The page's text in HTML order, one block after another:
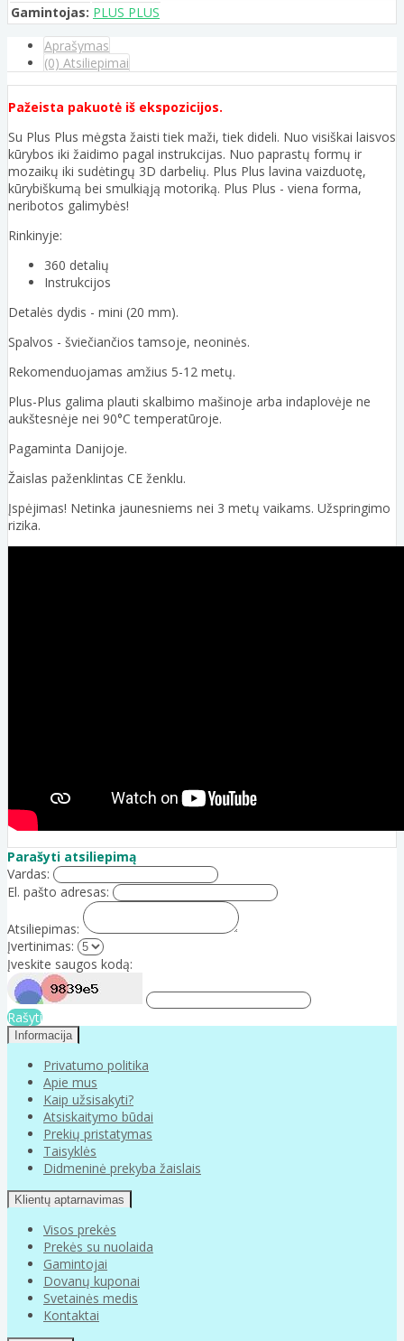
Gamintojas: PLUS PLUS
Aprašymas
(0) Atsiliepimai
Pažeista pakuotė iš ekspozicijos.
Su Plus Plus mėgsta žaisti tiek maži, tiek dideli. Nuo visiškai laisvos
kūrybos iki žaidimo pagal instrukcijas. Nuo paprastų formų ir
mozaikų iki sudėtingų 3D darbelių. Plus Plus lavina vaizduotę,
kūrybiškumą bei smulkiąją motoriką. Plus Plus - viena forma,
neribotos galimybės!
Rinkinyje:
360 detalių
Instrukcijos
Detalės dydis - mini (20 mm).
Spalvos - šviečiančios tamsoje, neoninės.
Rekomenduojamas amžius 5-12 metų.
Plus-Plus galima plauti skalbimo mašinoje arba indaplovėje ne
aukštesnėje nei 90°C temperatūroje.
Pagaminta Danijoje.
Žaislas paženklintas CE ženklu.
Įspėjimas! Netinka jaunesniems nei 3 metų vaikams. Užspringimo
rizika.
Parašyti atsiliepimą
Vardas:
El. pašto adresas:
Atsiliepimas:
Įvertinimas:
Įveskite saugos kodą:
Rašyti
Informacija
Privatumo politika
Apie mus
Kaip užsisakyti?
Atsiskaitymo būdai
Prekių pristatymas
Taisyklės
Didmeninė prekyba žaislais
Klientų aptarnavimas
Visos prekės
Prekės su nuolaida
Gamintojai
Dovanų kuponai
Svetainės medis
Kontaktai